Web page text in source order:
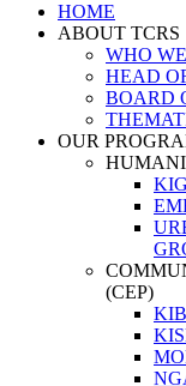
HOME
ABOUT TCRS
WHO
HEAD
BOARD
OUR
(CEP)